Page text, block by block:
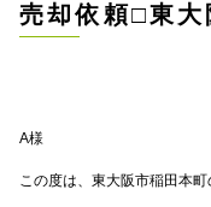
売却依頼□東大
A様
この度は、東大阪市稲田本